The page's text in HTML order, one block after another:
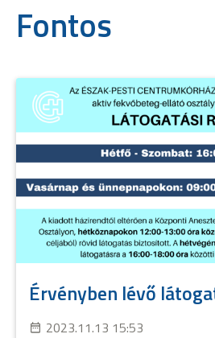
Fontos
Érvényben lévő
2023.11.13 15:53